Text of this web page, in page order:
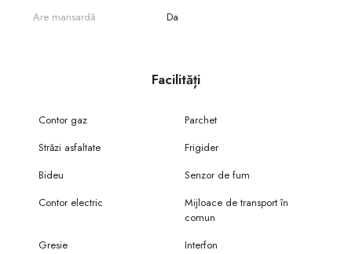
Are mansardă Da
Facilități
Contor gaz
Parchet
Străzi asfaltate
Frigider
Bideu
Senzor de fum
Contor electric
Mijloace de transport în
comun
Gresie
Interfon